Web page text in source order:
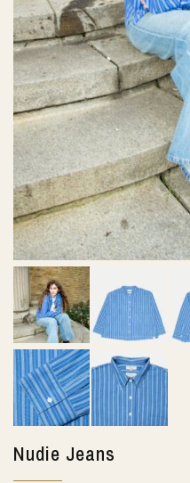
Nudie Jeans